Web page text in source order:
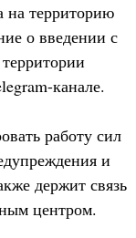
на территорию
о введении с
канале.
работу сил
и
держит связь
центром.